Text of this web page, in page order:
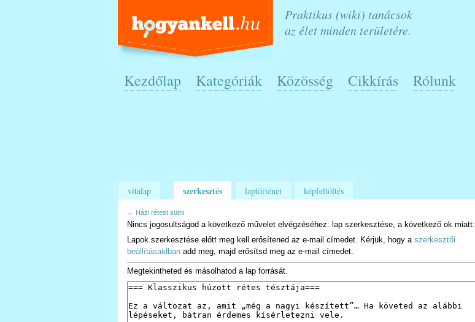
Praktikus (wiki) tanácsok
az élet minden területére.
Kezdőlap Kategóriák Közösség Cikkírás Rólunk
vitalap szerkesztés laptörténet képfeltöltés
← Házi rétest sütni
Nincs jogosultságod a következő művelet elvégzéséhez: lap szerkesztése, a következő ok miatt:
Lapok szerkesztése előtt meg kell erősítened az e-mail címedet. Kérjük, hogy a szerkesztői
beállításaidban add meg, majd erősítsd meg az e-mail címedet.
Megtekintheted és másolhatod a lap forrását.